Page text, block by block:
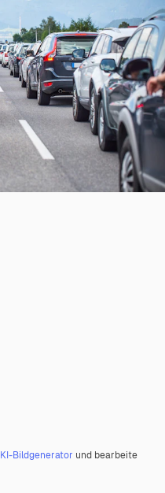
KI-Bildgenerator und bearbeite